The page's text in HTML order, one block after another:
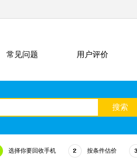
常见问题 用户评价
按条件估价
选择你要回收手机